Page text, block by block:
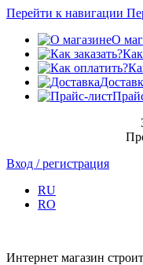
Перейти к навигации
О
Как
Вход / регистрация
RU
RO
Интернет магазин